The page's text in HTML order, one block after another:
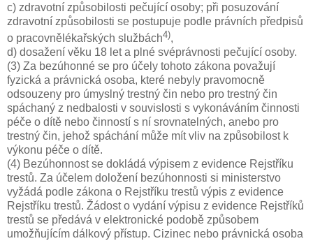
c) zdravotní způsobilosti pečující osoby; při posuzování
zdravotní způsobilosti se postupuje podle právních předpisů
o pracovnělékařských službách4),
d) dosažení věku 18 let a plné svéprávnosti pečující osoby.
(3) Za bezúhonné se pro účely tohoto zákona považují
fyzická a právnická osoba, které nebyly pravomocně
odsouzeny pro úmyslný trestný čin nebo pro trestný čin
spáchaný z nedbalosti v souvislosti s vykonáváním činnosti
péče o dítě nebo činností s ní srovnatelných, anebo pro
trestný čin, jehož spáchání může mít vliv na způsobilost k
výkonu péče o dítě.
(4) Bezúhonnost se dokládá výpisem z evidence Rejstříku
trestů. Za účelem doložení bezúhonnosti si ministerstvo
vyžádá podle zákona o Rejstříku trestů výpis z evidence
Rejstříku trestů. Žádost o vydání výpisu z evidence Rejstříků
trestů se předává v elektronické podobě způsobem
umožňujícím dálkový přístup. Cizinec nebo právnická osoba